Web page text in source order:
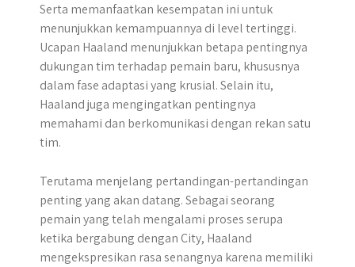
Serta memanfaatkan kesempatan ini untuk
menunjukkan kemampuannya di level tertinggi.
Ucapan Haaland menunjukkan betapa pentingnya
dukungan tim terhadap pemain baru, khususnya
dalam fase adaptasi yang krusial. Selain itu,
Haaland juga mengingatkan pentingnya
memahami dan berkomunikasi dengan rekan satu
tim.
Terutama menjelang pertandingan-pertandingan
penting yang akan datang. Sebagai seorang
pemain yang telah mengalami proses serupa
ketika bergabung dengan City, Haaland
mengekspresikan rasa senangnya karena memiliki